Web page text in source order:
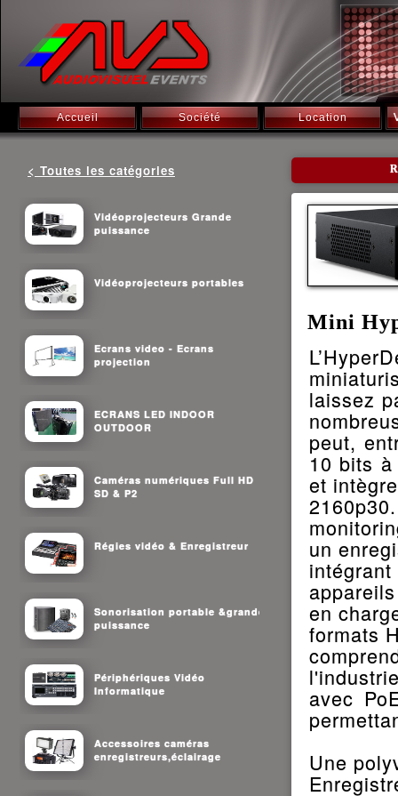
Accueil Société Location
< Toutes les catégories
Vidéoprojecteurs Grande
puissance
Vidéoprojecteurs portables
Ecrans video - Ecrans
projection
ECRANS LED INDOOR
OUTDOOR
Caméras numériques Full HD
SD & P2
Régies vidéo & Enregistreur
Sonorisation portable &grande
puissance
Périphériques Vidéo
Informatique
Accessoires caméras
enregistreurs,éclairage
Mini
laissez
peut,
10 bits
et
un
en
formats
avec
Une